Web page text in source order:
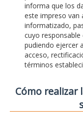
informa que los
este impreso
informatizado,
cuyo responsable
pudiendo ejercer
acceso,
términos
Cómo realizar